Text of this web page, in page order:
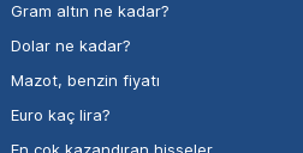
Gram altın ne kadar?
Dolar ne kadar?
Mazot, benzin fiyatı
Euro kaç lira?